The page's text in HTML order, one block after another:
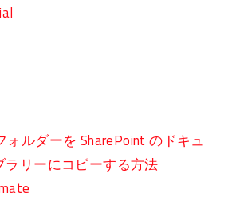
ォルダーを SharePoint のドキュ
ラリーにコピーする方法